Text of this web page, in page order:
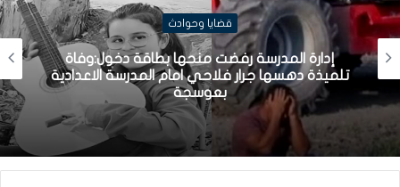
قضايا وحوادث
إدارة المدرسة رفضت منحها بطاقة دخول:وفاة
تلميذة دهسها جرار فلاحي امام المدرسة الاعدادية
بعوسجة